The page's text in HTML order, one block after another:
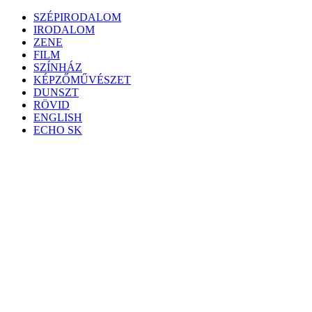
Skip
content
SZÉPIRODALOM
IRODALOM
ZENE
FILM
SZÍNHÁZ
KÉPZŐMŰVÉSZET
DUNSZT
RÖVID
ENGLISH
ECHO SK